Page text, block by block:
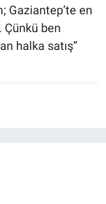
Gaziantep’te en
ben
halka satış’’